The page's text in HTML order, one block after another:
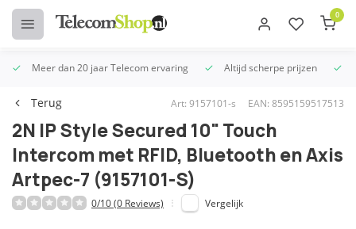
0
Meer dan 20 jaar Telecom ervaring Altijd scherpe prijzen
Terug Art: 9157101-s EAN: 8595159517513
2N IP Style Secured 10" Touch
Intercom met RFID, Bluetooth en Axis
Artpec-7 (9157101-S)
0/10 (0 Reviews) Vergelijk